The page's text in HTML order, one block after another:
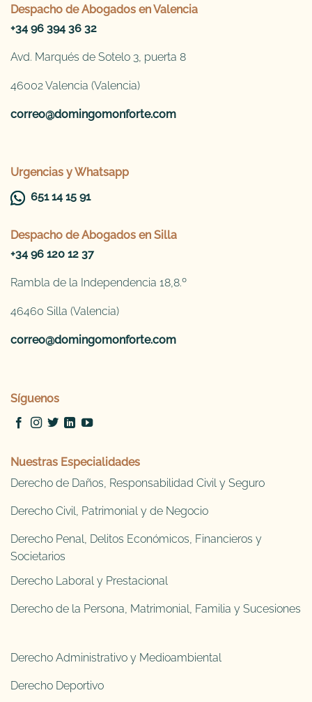
Despacho de Abogados en Valencia
+34 96 394 36 32
Avd. Marqués de Sotelo 3, puerta 8
46002 Valencia (Valencia)
correo@domingomonforte.com
Urgencias y Whatsapp
651 14 15 91
Despacho de Abogados en Silla
+34 96 120 12 37
Rambla de la Independencia 18,8.º
46460 Silla (Valencia)
correo@domingomonforte.com
Síguenos
Nuestras Especialidades
Derecho de Daños, Responsabilidad Civil y Seguro
Derecho Civil, Patrimonial y de Negocio
Derecho Penal, Delitos Económicos, Financieros y
Societarios
Derecho Laboral y Prestacional
Derecho de la Persona, Matrimonial, Familia y Sucesiones
Derecho Administrativo y Medioambiental
Derecho Deportivo